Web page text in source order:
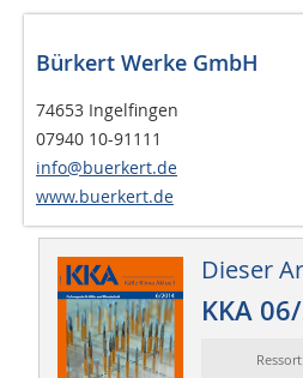
Bürkert Werke GmbH
74653 Ingelfingen
07940 10-91111
info@buerkert.de
www.buerkert.de
Dieser
KKA